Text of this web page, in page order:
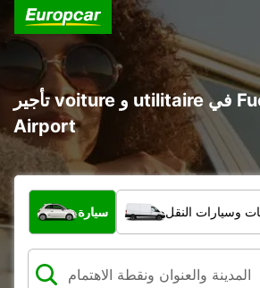
تأجير voiture و utilitaire في Fuerteventura
Airport
ما نوع المركبة؟
سيارة وسيارات النقل